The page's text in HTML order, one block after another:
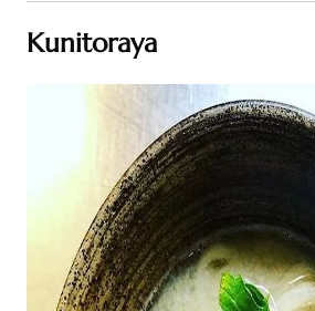
Kunitoraya